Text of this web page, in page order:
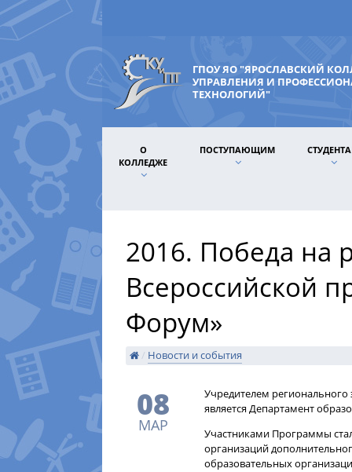
ГПОУ ЯО "ЯРОСЛАВСКИЙ
УПРАВЛЕНИЯ И
ТЕХНОЛОГИЙ"
О
КОЛЛЕДЖЕ
ПОСТУПАЮЩИМ
2016. Победа на
Всероссийской
Форум»
/ Новости и события
08
МАР
​Учредителем
является Департамент
Участниками Программы
организаций
образовательных